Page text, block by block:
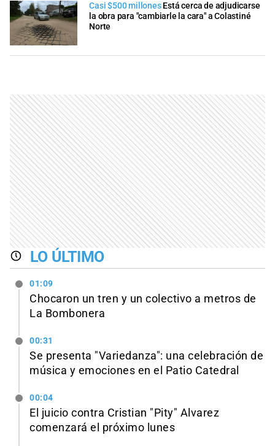
Casi $500 millones Está cerca de adjudicarse
la obra para "cambiarle la cara" a Colastiné
Norte
LO ÚLTIMO
01:09
Chocaron un tren y un colectivo a metros de
La Bombonera
00:31
Se presenta "Variedanza": una celebración de
música y emociones en el Patio Catedral
00:04
El juicio contra Cristian "Pity" Alvarez
comenzará el próximo lunes